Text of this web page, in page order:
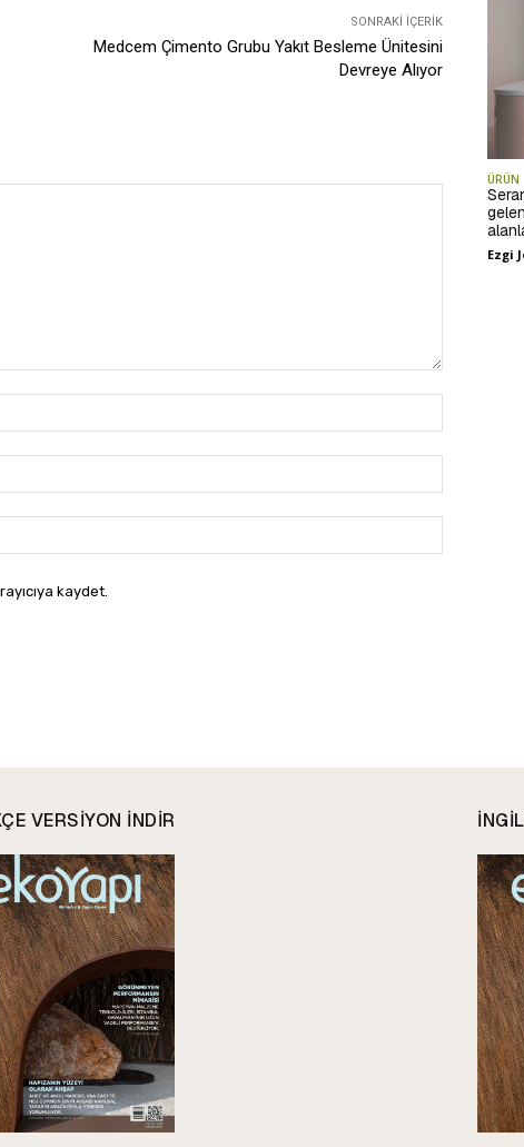
SONRAKI İÇERIK
Medcem Çimento Grubu Yakıt Besleme Ünitesini
Devreye Alıyor
Posta:*
kaydet.
ÜRÜN
Ezgi
VERSIYON INDIR